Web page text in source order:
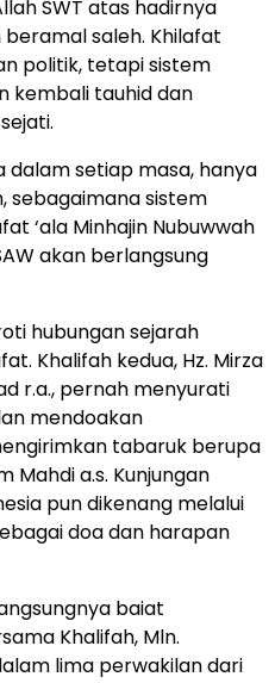
SWT atas hadirnya
saleh. Khilafat
politik, tetapi sistem
kembali tauhid dan
dalam setiap masa, hanya
sebagaimana sistem
‘ala Minhajin Nubuwwah
akan berlangsung
hubungan sejarah
Khalifah kedua, Hz. Mirza
r.a., pernah menyurati
mendoakan
tabaruk berupa
Mahdi a.s. Kunjungan
pun dikenang melalui
doa dan harapan
baiat
Khalifah, Mln.
lima perwakilan dari